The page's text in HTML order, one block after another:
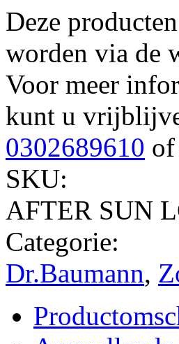
Deze
worden via de
Voor meer
kunt u
0302689610
SKU:
AFTER SUN
Categorie:
Dr.Baumann,